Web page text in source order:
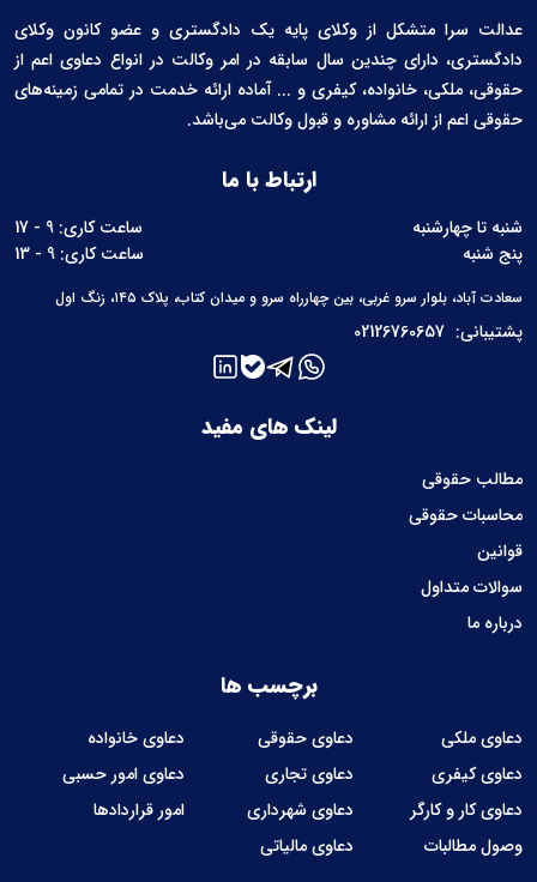
عدالت سرا متشکل از وکلای پایه یک دادگستری و عضو کانون وکلای
دادگستری، دارای چندین سال سابقه در امر وکالت در انواع دعاوی اعم از
حقوقی، ملکی، خانواده، کیفری و ... آماده ارائه خدمت در تمامی زمینه‌های
حقوقی اعم از ارائه مشاوره و قبول وکالت می‌باشد.
لینک های مفید
مطالب حقوقی
محاسبات حقوقی
قوانین
سوالات متداول
درباره ما
برچسب ها
دعاوی ملکی دعاوی حقوقی
دعاوی خانواده
دعاوی کیفری
دعاوی تجاری
دعاوی امور حسبی
دعاوی کار و کارگر
دعاوی شهرداری
امور قراردادها
وصول مطالبات
دعاوی مالیاتی
ارتباط با ما
شنبه تا چهارشنبه
ساعت کاری: 9 - 17
پنج شنبه
ساعت کاری: 9 - 13
سعادت آباد، بلوار سرو غربی، بین چهارراه سرو و میدان کتاب، پلاک ۱۴۵، زنگ اول
پشتیبانی: 02126760657